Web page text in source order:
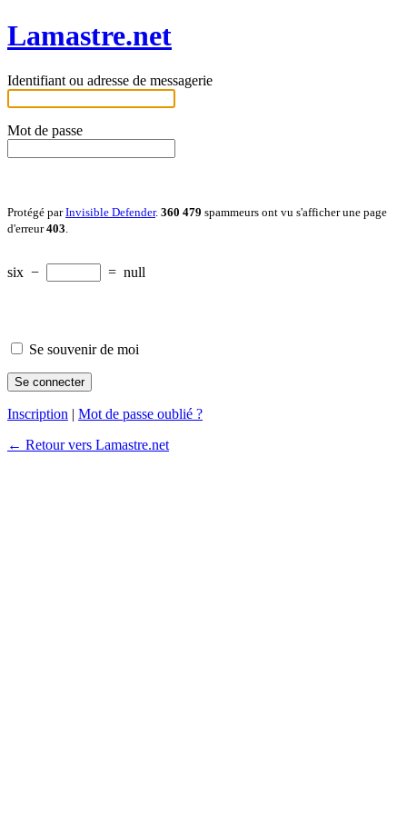
Lamastre.net
Identifiant ou adresse de messagerie
Mot de passe
Protégé parInvisible Defender. 360 479 spammeurs ont vu s'afficher une page
d'erreur403
six − = null
Se souvenir de moi
Inscription | Mot de passe oublié ?
← Retour vers Lamastre.net